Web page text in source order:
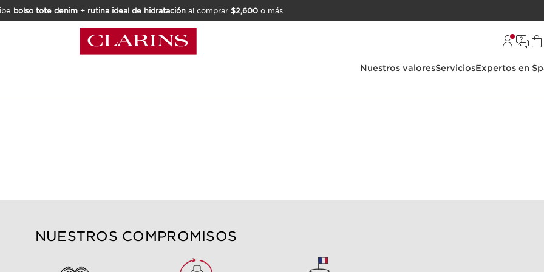
bolso tote denim + rutina ideal de hidratación al comprar $2,600 o más.
Nuestros valoresServiciosExpertos en
NUESTROS COMPROMISOS